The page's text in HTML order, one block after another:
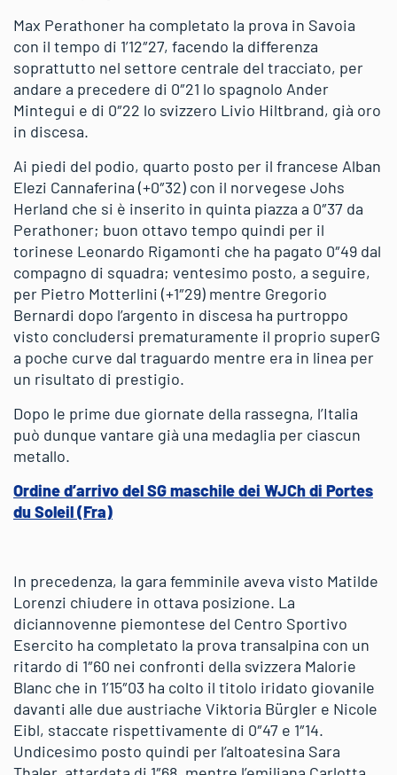
Max Perathoner ha completato la prova in Savoia
con il tempo di 1’12″27, facendo la differenza
soprattutto nel settore centrale del tracciato, per
andare a precedere di 0″21 lo spagnolo Ander
Mintegui e di 0″22 lo svizzero Livio Hiltbrand, già oro
in discesa.
Ai piedi del podio, quarto posto per il francese Alban
Elezi Cannaferina (+0″32) con il norvegese Johs
Herland che si è inserito in quinta piazza a 0″37 da
Perathoner; buon ottavo tempo quindi per il
torinese Leonardo Rigamonti che ha pagato 0″49 dal
compagno di squadra; ventesimo posto, a seguire,
per Pietro Motterlini (+1″29) mentre Gregorio
Bernardi dopo l’argento in discesa ha purtroppo
visto concludersi prematuramente il proprio superG
a poche curve dal traguardo mentre era in linea per
un risultato di prestigio.
Dopo le prime due giornate della rassegna, l’Italia
può dunque vantare già una medaglia per ciascun
metallo.
Ordine d’arrivo del SG maschile dei WJCh di Portes
du Soleil (Fra)
In precedenza, la gara femminile aveva visto Matilde
Lorenzi chiudere in ottava posizione. La
diciannovenne piemontese del Centro Sportivo
Esercito ha completato la prova transalpina con un
ritardo di 1″60 nei confronti della svizzera Malorie
Blanc che in 1’15″03 ha colto il titolo iridato giovanile
davanti alle due austriache Viktoria Bürgler e Nicole
Eibl, staccate rispettivamente di 0″47 e 1″14.
Undicesimo posto quindi per l’altoatesina Sara